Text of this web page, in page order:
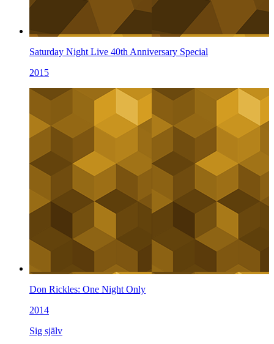
Saturday Night Live 40th Anniversary Special
2015
Don Rickles: One Night Only
2014
Sig själv